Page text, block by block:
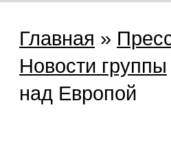
Главная »
Новости группы
над Европой